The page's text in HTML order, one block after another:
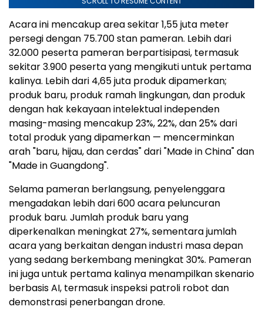
Acara ini mencakup area sekitar 1,55 juta meter
persegi dengan 75.700 stan pameran. Lebih dari
32.000 peserta pameran berpartisipasi, termasuk
sekitar 3.900 peserta yang mengikuti untuk pertama
kalinya. Lebih dari 4,65 juta produk dipamerkan;
produk baru, produk ramah lingkungan, dan produk
dengan hak kekayaan intelektual independen
masing-masing mencakup 23%, 22%, dan 25% dari
total produk yang dipamerkan — mencerminkan
arah "baru, hijau, dan cerdas" dari "Made in China" dan
"Made in Guangdong".
Selama pameran berlangsung, penyelenggara
mengadakan lebih dari 600 acara peluncuran
produk baru. Jumlah produk baru yang
diperkenalkan meningkat 27%, sementara jumlah
acara yang berkaitan dengan industri masa depan
yang sedang berkembang meningkat 30%. Pameran
ini juga untuk pertama kalinya menampilkan skenario
berbasis AI, termasuk inspeksi patroli robot dan
demonstrasi penerbangan drone.